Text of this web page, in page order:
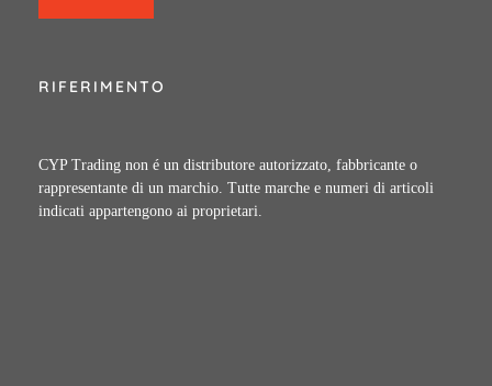
RIFERIMENTO
CYP Trading non é un distributore autorizzato, fabbricante o
rappresentante di un marchio. Tutte marche e numeri di articoli
indicati appartengono ai proprietari.